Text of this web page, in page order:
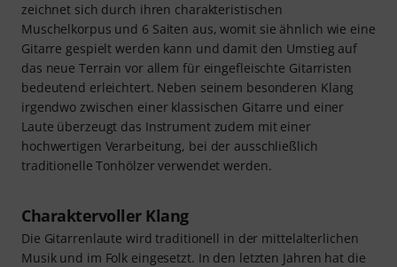
zeichnet sich durch ihren charakteristischen
Muschelkorpus und 6 Saiten aus, womit sie ähnlich wie eine
Gitarre gespielt werden kann und damit den Umstieg auf
das neue Terrain vor allem für eingefleischte Gitarristen
bedeutend erleichtert. Neben seinem besonderen Klang
irgendwo zwischen einer klassischen Gitarre und einer
Laute überzeugt das Instrument zudem mit einer
hochwertigen Verarbeitung, bei der ausschließlich
traditionelle Tonhölzer verwendet werden.
Charaktervoller Klang
Die Gitarrenlaute wird traditionell in der mittelalterlichen
Musik und im Folk eingesetzt. In den letzten Jahren hat die